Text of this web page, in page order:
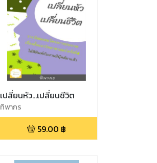
เปลี่ยนหัว...เปลี่ยนชีวิต
ทิพากร
59.00 ฿